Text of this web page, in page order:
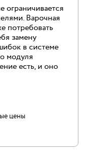
ограничивается
Варочная
потребовать
замену
в системе
модуля
есть, и оно
цены